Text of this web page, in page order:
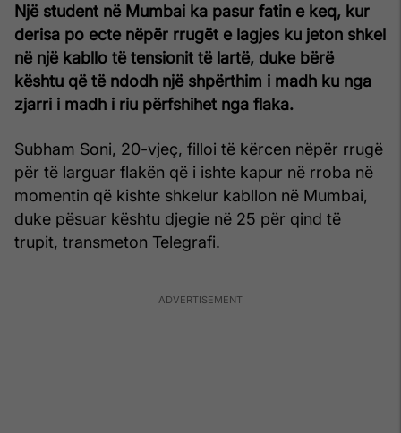
Një student në Mumbai ka pasur fatin e keq, kur
derisa po ecte nëpër rrugët e lagjes ku jeton shkel
në një kabllo të tensionit të lartë, duke bërë
kështu që të ndodh një shpërthim i madh ku nga
zjarri i madh i riu përfshihet nga flaka.
Subham Soni, 20-vjeç, filloi të kërcen nëpër rrugë
për të larguar flakën që i ishte kapur në rroba në
momentin që kishte shkelur kabllon në Mumbai,
duke pësuar kështu djegie në 25 për qind të
trupit, transmeton Telegrafi.